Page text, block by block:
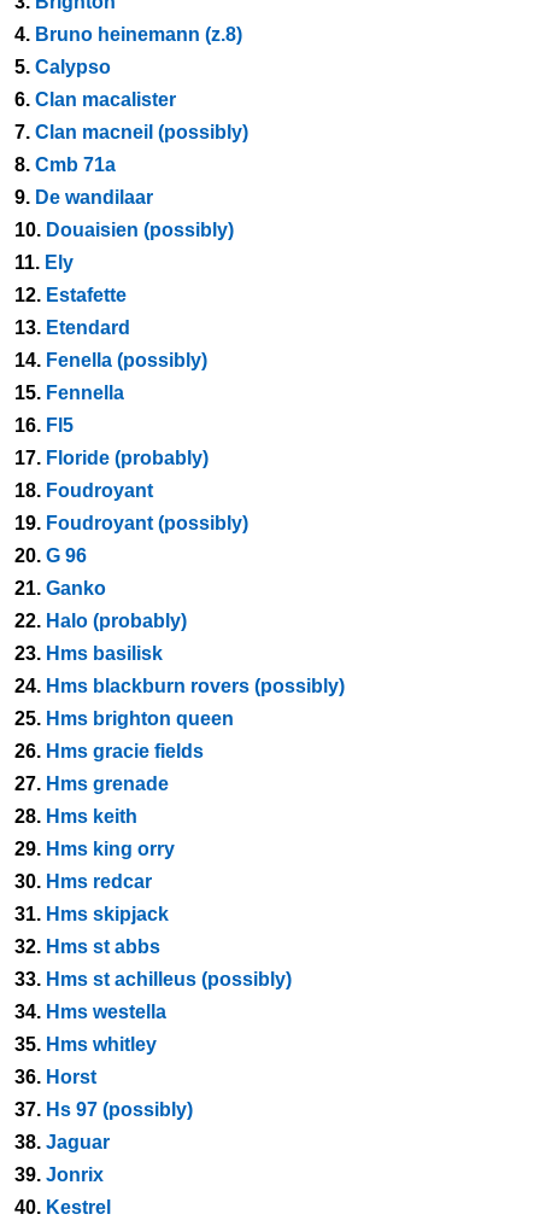
4. Bruno heinemann (z.8)
5. Calypso
6. Clan macalister
7. Clan macneil (possibly)
8. Cmb 71a
9. De wandilaar
10. Douaisien (possibly)
11. Ely
12. Estafette
13. Etendard
14. Fenella (possibly)
15. Fennella
16. Fl5
17. Floride (probably)
18. Foudroyant
19. Foudroyant (possibly)
20. G 96
21. Ganko
22. Halo (probably)
23. Hms basilisk
24. Hms blackburn rovers (possibly)
25. Hms brighton queen
26. Hms gracie fields
27. Hms grenade
28. Hms keith
29. Hms king orry
30. Hms redcar
31. Hms skipjack
32. Hms st abbs
33. Hms st achilleus (possibly)
34. Hms westella
35. Hms whitley
36. Horst
37. Hs 97 (possibly)
38. Jaguar
39. Jonrix
40. Kestrel